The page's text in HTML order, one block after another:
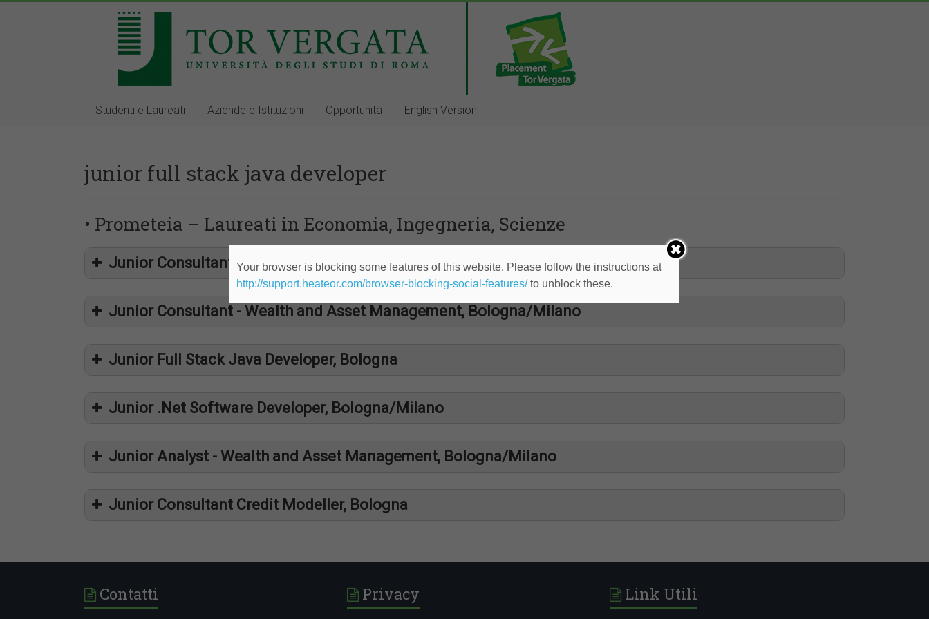
Studenti e Laureati Aziende e Istituzioni Opportunità English Version
junior full stack java developer
• Prometeia – Laureati in Economia, Ingegneria, Scienze
Junior Consultant - Financial Risk Management, Roma
Prometeia
Junior Consultant - Wealth and Asset Management, Bologna/Milano
Prometeia
Junior Full Stack Java Developer, Bologna
Prometeia,
Laurea con ottimi voti in discipline scientifiche (informatica, ingegneria informatica, matematica, fisica)
Junior .Net Software Developer, Bologna/Milano
Supporto agli Specialist nello sviluppo di applicativi per la finanza e il Risk Management
Junior Analyst - Wealth and Asset Management, Bologna/Milano
Junior Consultant Credit Modeller, Bologna
Contatti Privacy Link Utili
Your browser is blocking some features of this website. Please follow the instructions at
http://support.heateor.com/browser-blocking-social-features/to unblock these.